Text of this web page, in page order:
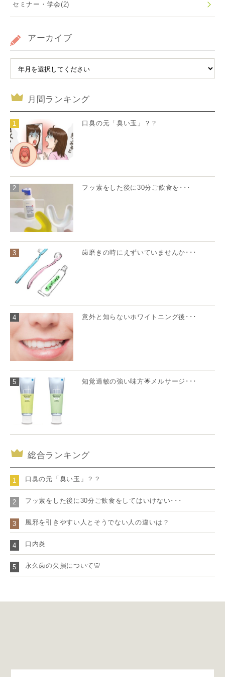
セミナー・学会(2)
アーカイブ
月間ランキング
1 口臭の元「臭い玉」？？
2 フッ素をした後に30分ご飲食を･･･
3 歯磨きの時にえずいていませんか･･･
4 意外と知らないホワイトニング後･･･
5 知覚過敏の強い味方🌟メルサージ･･･
総合ランキング
1 口臭の元「臭い玉」？？
2 フッ素をした後に30分ご飲食をしてはいけない･･･
3 風邪を引きやすい人とそうでない人の違いは？
4 口内炎
5 永久歯の欠損について🦷